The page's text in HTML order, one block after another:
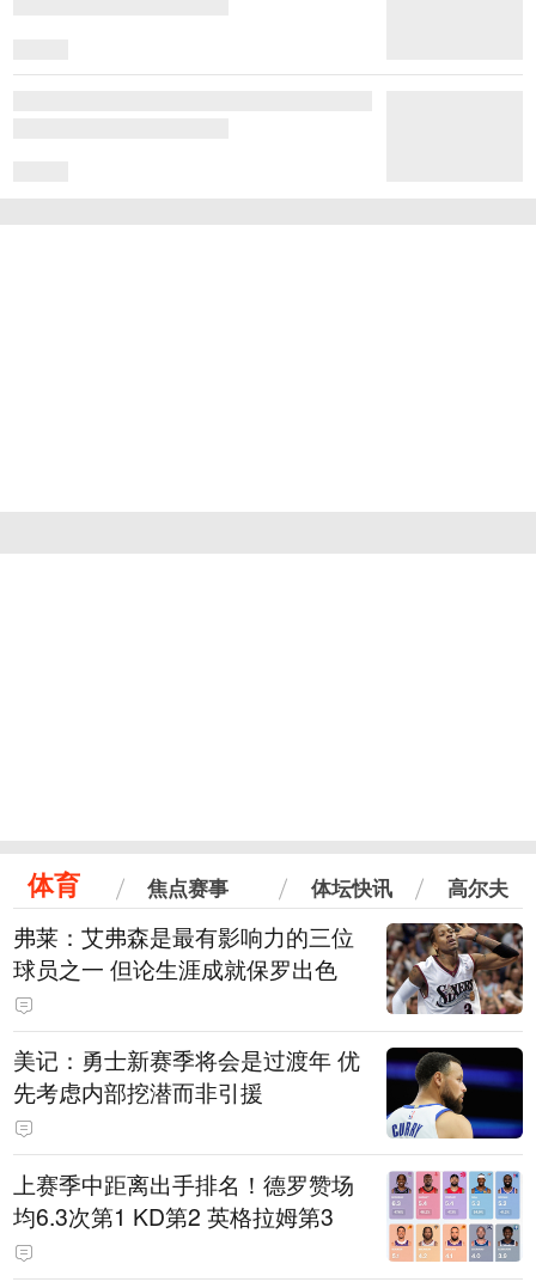
体育 焦点赛事 体坛快讯 高尔夫
弗莱：艾弗森是最有影响力的三位
球员之一 但论生涯成就保罗出色
美记：勇士新赛季将会是过渡年 优
先考虑内部挖潜而非引援
上赛季中距离出手排名！德罗赞场
均6.3次第1 KD第2 英格拉姆第3